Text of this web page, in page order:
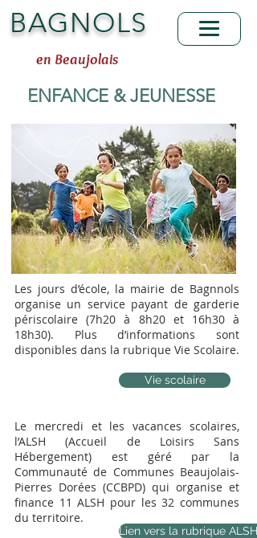
BAGNOLS
en Beaujolais
ENFANCE & JEUNESSE
Les jours d’école, la mairie de Bagnnols
organise un service payant de garderie
périscolaire (7h20 à 8h20 et 16h30 à
18h30). Plus d’informations sont
disponibles dans la rubrique Vie Scolaire.
Le mercredi et les vacances scolaires,
l’ALSH (Accueil de Loisirs Sans
Hébergement) est géré par la
Communauté de Communes Beaujolais-
Pierres Dorées (CCBPD) qui organise et
finance 11 ALSH pour les 32 communes
du territoire.
Vie scolaire
Lien vers la rubrique ALSH